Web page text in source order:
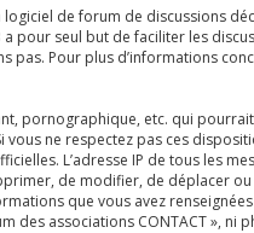
de forum de discussions
a pour seul but de faciliter les
pas. Pour plus d’informations
pornographique, etc. qui
ne respectez pas ces
L’adresse IP de tous les
de modifier, de déplacer
que vous avez
des associations CONTACT », ni